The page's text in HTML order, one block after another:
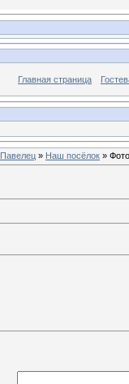
Главная страница
Павелец » Наш посёлок »